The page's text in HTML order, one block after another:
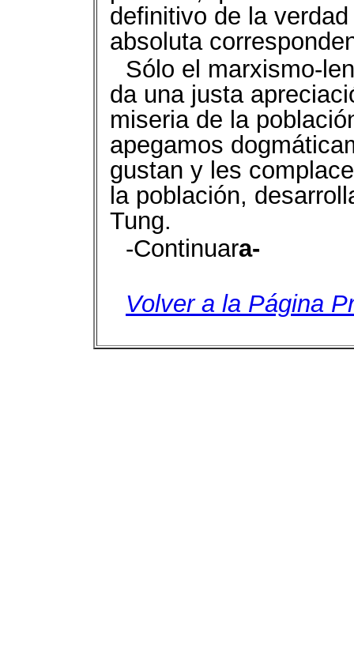
definitivo de la
absoluta
Sólo el marxismo-
da una justa
miseria de la
apegamos
gustan y les
la población,
Tung.
-Continuara-
Volver a la Página